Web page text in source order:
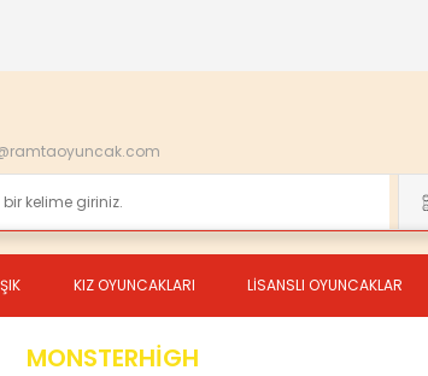
KIZ OYUNCAKLARI LİSANSLI OYUNCAKLAR
MONSTERHİGH